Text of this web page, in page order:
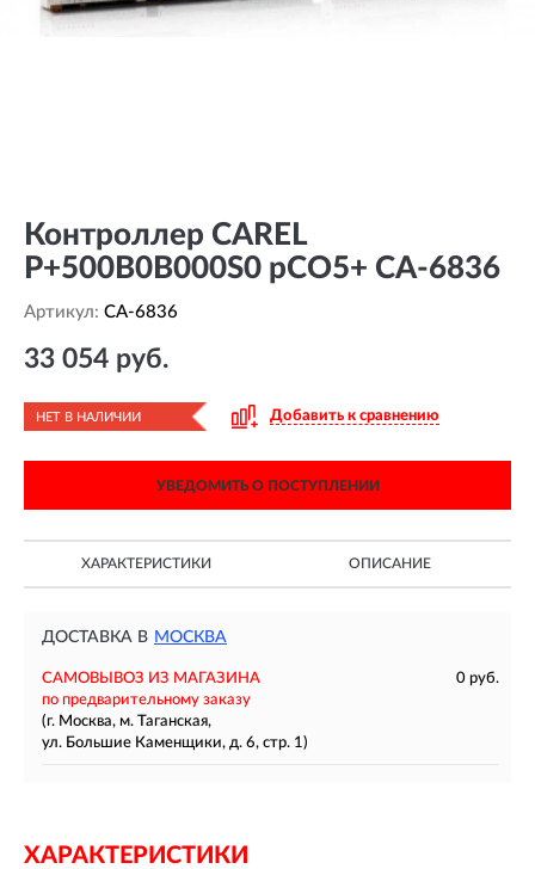
Контроллер CAREL
P+500B0B000S0 pCO5+ CA-6836
Артикул: CA-6836
33 054 руб.
НЕТ В НАЛИЧИИ Добавить к сравнению
УВЕДОМИТЬ О ПОСТУПЛЕНИИ
ХАРАКТЕРИСТИКИ ОПИСАНИЕ
ДОСТАВКА В МОСКВА
САМОВЫВОЗ ИЗ МАГАЗИНА
0 руб.
по предварительному заказу
(г. Москва, м. Таганская,
ул. Большие Каменщики, д. 6, стр. 1)
ХАРАКТЕРИСТИКИ